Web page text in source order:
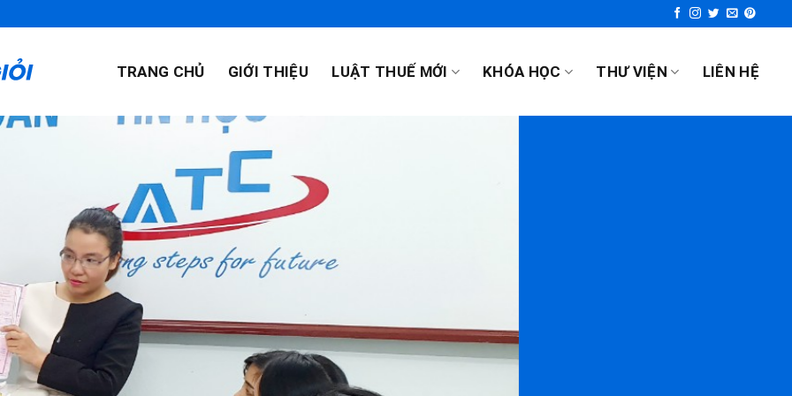
TRANG CHỦ GIỚI THIỆU LUẬT THUẾ MỚI KHÓA HỌC THƯ VIỆN LIÊN HỆ